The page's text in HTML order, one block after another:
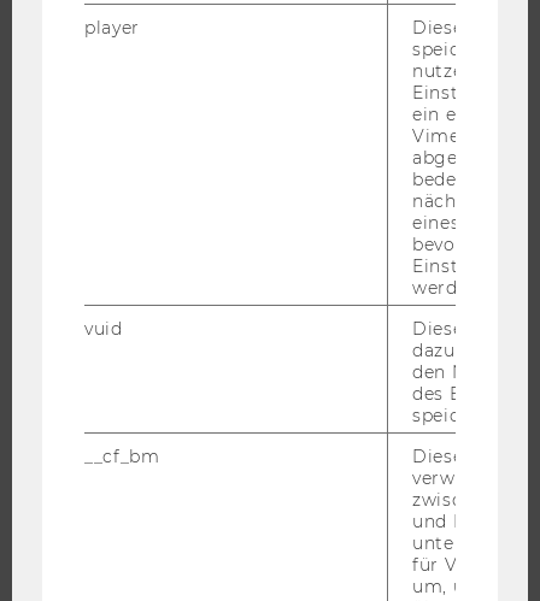
player
Dieses Cookie
speichert
ein
Vimeo-Video
abgespielt
bedeutet,
nächsten
eines Vimeo-
bevorzugten
werden.
vuid
Dieser
dazu
den
des
speichern.
__cf_bm
Dieses
verwendet,
zwischen
und Bots zu
für Vimeo
um, um